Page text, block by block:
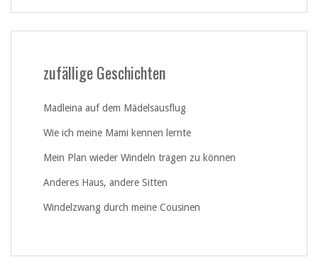
zufällige Geschichten
Madleina auf dem Mädelsausflug
Wie ich meine Mami kennen lernte
Mein Plan wieder Windeln tragen zu können
Anderes Haus, andere Sitten
Windelzwang durch meine Cousinen